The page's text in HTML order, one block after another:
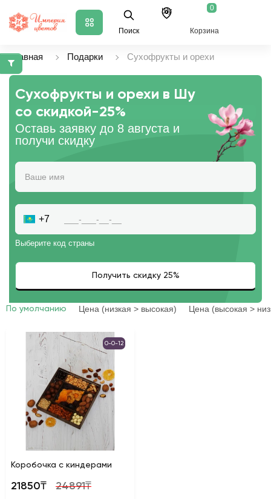
Поиск
Шу 0
Корзина
Главная Подарки Сухофрукты и орехи
Сухофрукты и орехи в Шу
со скидкой-25%
Оставь заявку до 8 августа и
получи скидку
+7
Выберите код страны
По умолчанию Цена (низкая > высокая) Цена (высокая >
0-0-12
Коробочка с киндерами
21850₸ 24891₸